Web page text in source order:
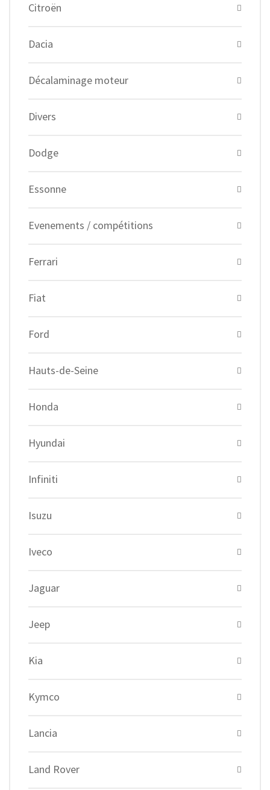
Citroën
Dacia
Décalaminage moteur
Divers
Dodge
Essonne
Evenements / compétitions
Ferrari
Fiat
Ford
Hauts-de-Seine
Honda
Hyundai
Infiniti
Isuzu
Iveco
Jaguar
Jeep
Kia
Kymco
Lancia
Land Rover